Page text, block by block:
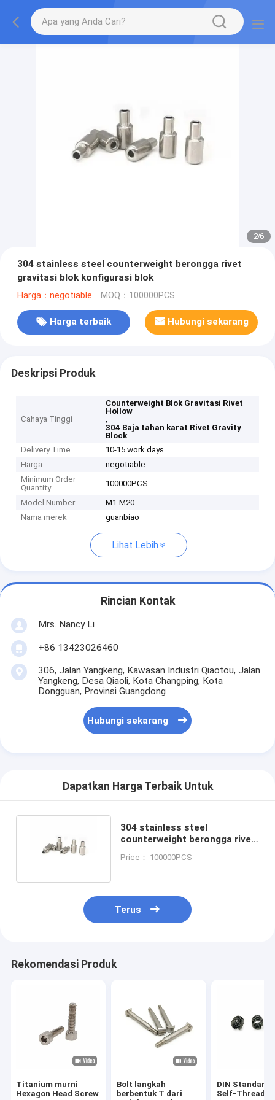
2/6
304 stainless steel counterweight berongga rivet
gravitasi blok konfigurasi blok
Harga：negotiable MOQ：100000PCS
Harga terbaik Hubungi sekarang
Deskripsi Produk
Cahaya Tinggi
Counterweight Blok Gravitasi Rivet
Hollow
,
304 Baja tahan karat Rivet Gravity
Block
Delivery Time
10-15 work days
Harga
negotiable
Minimum Order
Quantity
100000PCS
Model Number
M1-M20
Nama merek
guanbiao
Lihat Lebih
Rincian Kontak
Mrs. Nancy Li
+86 13423026460
306, Jalan Yangkeng, Kawasan Industri Qiaotou, Jalan
Yangkeng, Desa Qiaoli, Kota Changping, Kota
Dongguan, Provinsi Guangdong
Hubungi sekarang
Dapatkan Harga Terbaik Untuk
304 stainless steel
counterweight berongga rivet
Price： 100000PCS
Terus
Rekomendasi Produk
Titanium murni
Hexagon Head Screw
Bolt langkah
berbentuk T dari
DIN Standar
Self-